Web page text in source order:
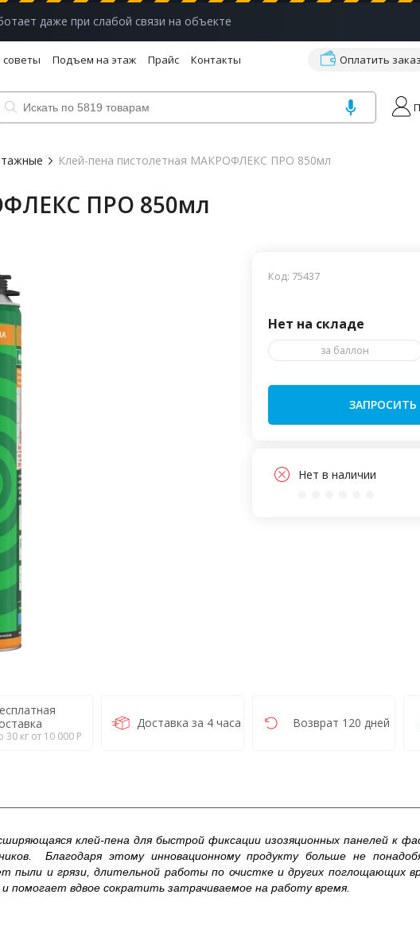
даже при слабой связи на объекте
Подъем на этаж Прайс Контакты Оплатить заказ
Клей-пена пистолетная МАКРОФЛЕКС ПРО 850мл
ПРО 850мл
Код: 75437
Нет на складе
за баллон
ЗАПРОСИТЬ
Нет в наличии
30 кг от 10 000 Р
Доставка за 4 часа Возврат 120 дней
клей-пена для быстрой фиксации изозяционных панелей к
Благодаря этому инновационному продукту больше не
пыли и грязи, длительной работы по очистке и других поглощающих
помогает вдвое сократить затрачиваемое на работу время.